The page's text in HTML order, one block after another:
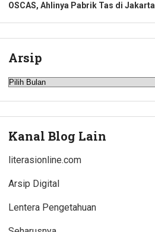
OSCAS, Ahlinya Pabrik Tas di Jakarta
Arsip
Arsip
Kanal Blog Lain
literasionline.com
Arsip Digital
Lentera Pengetahuan